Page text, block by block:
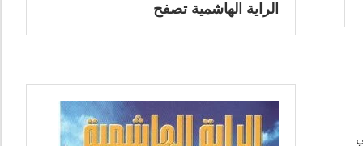
الراية الهاشمية تصفح